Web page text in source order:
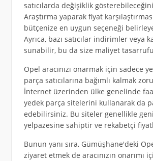
satıcılarda değişiklik
Araştırma yaparak fiyat
bütçenize en uygun seçeneği
Ayrıca, bazı satıcılar indirimler veya
sunabilir, bu da size maliyet
Opel aracınızı onarmak için sadece
parça satıcılarına bağımlı kalmak
İnternet üzerinden ülke genelinde
yedek parça sitelerini kullanarak da
edebilirsiniz. Bu siteler genellikle
yelpazesine sahiptir ve rekabetçi
Bunun yanı sıra, Gümüşhane'deki
ziyaret etmek de aracınızın onarımı